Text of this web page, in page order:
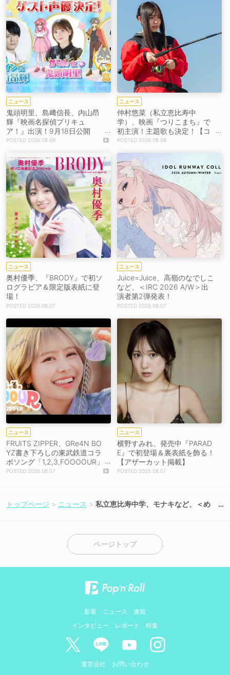
ニュース
鬼頭明里、島﨑信長、内山昂
輝『映画名探偵プリキュ
ア！』出演！9月18日公開
【コメントあり】
2026.08.09
ニュース
仲村悠菜（私立恵比寿中
学）、映画『つりこまち』で
初主演！主題歌も決定！【コ
メントあり】
2026.08.08
ニュース
奥村優季、『BRODY』で初ソ
ログラビア＆限定版表紙に登
場！
2026.08.07
ニュース
Juice=Juice、高嶺のなでしこ
など、＜IRC 2026 A/W＞出
演者第2弾発表！
2026.08.07
ニュース
FRUITS ZIPPER、GRe4N BO
YZ書き下ろしの東武鉄道コラ
ボソング「1,2,3,FOOOOUR」
をリリース＆MV公開！
2026.08.07
ニュース
横野すみれ、発売中『PARAD
E』で初登場＆裏表紙を飾る！
【アザーカット掲載】
2026.08.07
トップページ ニュース
私立恵比寿中学、モナキなど、＜め
ページトップ
新着 ニュース
連載
インタビュー
レポート 特集
運営会社
お問い合わせ